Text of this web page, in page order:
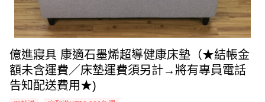
億進寢具 康適石墨烯超導健康床墊（★結帳金
額未含運費／床墊運費須另計→將有專員電話
告知配送費用★)